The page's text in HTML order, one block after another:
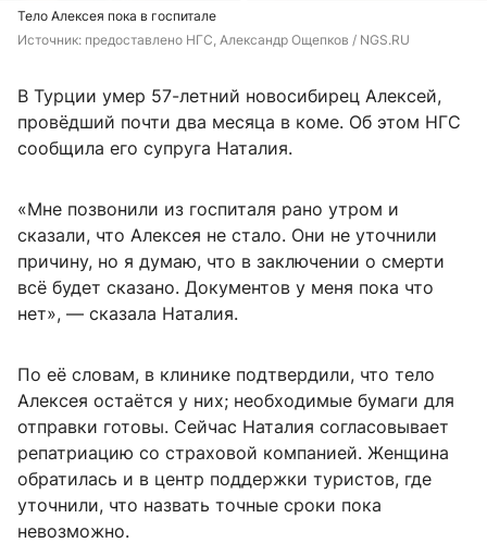
Тело Алексея пока в госпитале
Источник: предоставлено НГС, Александр Ощепков / NGS.RU
В Турции умер 57-летний новосибирец Алексей,
провёдший почти два месяца в коме. Об этом НГС
сообщила его супруга Наталия.
«Мне позвонили из госпиталя рано утром и
сказали, что Алексея не стало. Они не уточнили
причину, но я думаю, что в заключении о смерти
всё будет сказано. Документов у меня пока что
нет», — сказала Наталия.
По её словам, в клинике подтвердили, что тело
Алексея остаётся у них; необходимые бумаги для
отправки готовы. Сейчас Наталия согласовывает
репатриацию со страховой компанией. Женщина
обратилась и в центр поддержки туристов, где
уточнили, что назвать точные сроки пока
невозможно.